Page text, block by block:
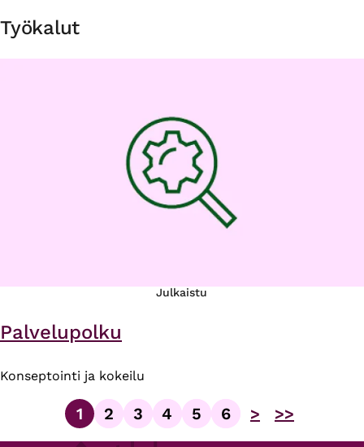
Työkalut
Julkaistu
Palvelupolku
Konseptointi ja kokeilu
Sivu
1
Sivu
2
Sivu
3
Sivu
4
Sivu
5
Sivu
6 > >>